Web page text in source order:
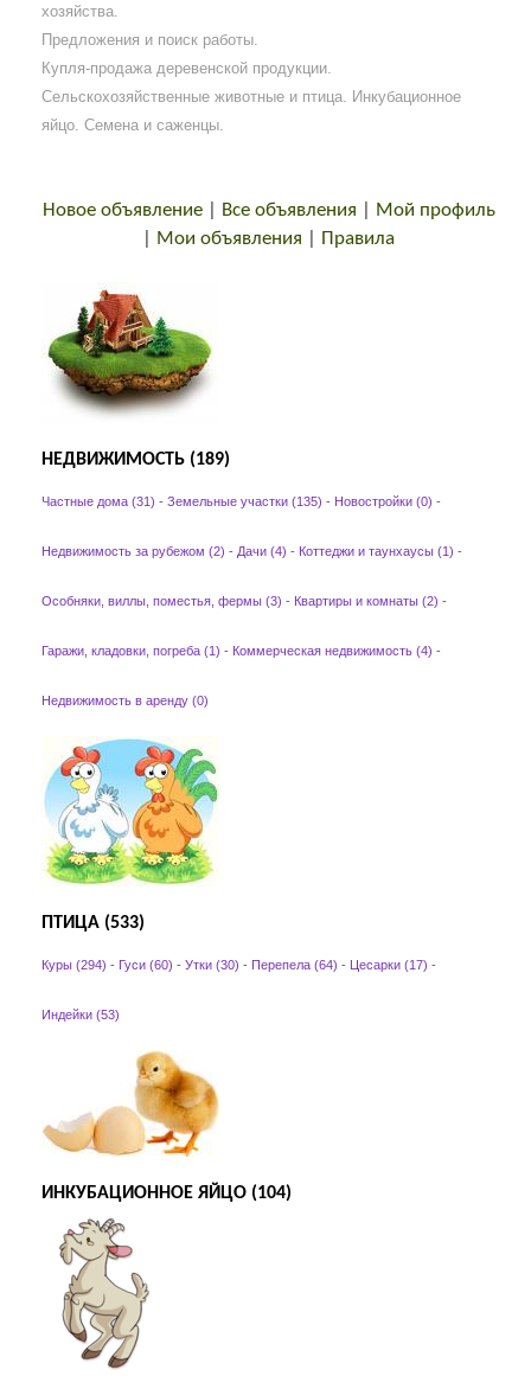
хозяйства.
Предложения и поиск работы.
Купля-продажа деревенской продукции.
Сельскохозяйственные животные и птица. Инкубационное
яйцо. Семена и саженцы.
Новое объявление| Все объявления
Мой профиль
Мои объявления Правила
НЕДВИЖИМОСТЬ (189)
Частные дома (31) - Земельные участки (135) - Новостройки (0) -
Недвижимость за рубежом (2) - Дачи (4) - Коттеджи и таунхаусы (1) -
Особняки, виллы, поместья, фермы (3) - Квартиры и комнаты (2) -
Гаражи, кладовки, погреба (1) - Коммерческая недвижимость (4) -
Недвижимость в аренду (0)
ПТИЦА (533)
Куры (294) - Гуси (60) - Утки (30) - Перепела (64) - Цесарки (17) -
Индейки (53)
ИНКУБАЦИОННОЕ ЯЙЦО (104)